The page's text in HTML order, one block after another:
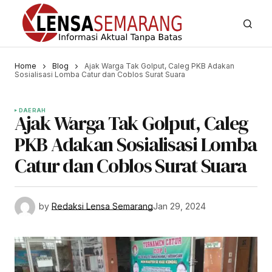
Home Blog
Ajak Warga Tak Golput, Caleg PKB Adakan
Sosialisasi Lomba Catur dan Coblos Surat Suara
DAERAH
Ajak Warga Tak Golput, Caleg
PKB Adakan Sosialisasi Lomba
Catur dan Coblos Surat Suara
by Redaksi Lensa SemarangJan 29, 2024